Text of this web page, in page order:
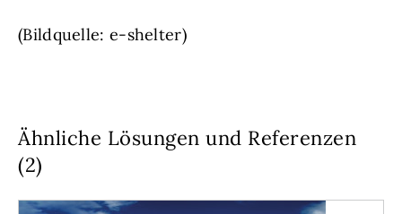
(Bildquelle: e-shelter)
Ähnliche Lösungen und Referenzen
(2)